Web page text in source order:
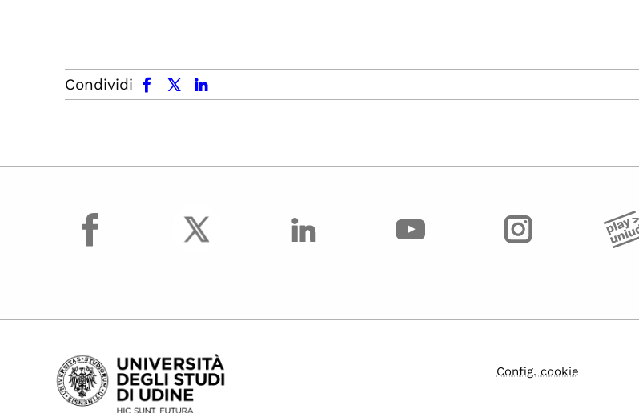
Condividi
facebook x.com linkedin
facebook
Config. cookie